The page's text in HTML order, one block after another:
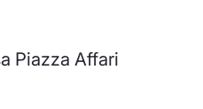
Piazza Affari